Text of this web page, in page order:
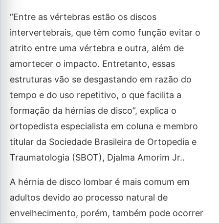
“Entre as vértebras estão os discos
intervertebrais, que têm como função evitar o
atrito entre uma vértebra e outra, além de
amortecer o impacto. Entretanto, essas
estruturas vão se desgastando em razão do
tempo e do uso repetitivo, o que facilita a
formação da hérnias de disco”, explica o
ortopedista especialista em coluna e membro
titular da Sociedade Brasileira de Ortopedia e
Traumatologia (SBOT), Djalma Amorim Jr..
A hérnia de disco lombar é mais comum em
adultos devido ao processo natural de
envelhecimento, porém, também pode ocorrer